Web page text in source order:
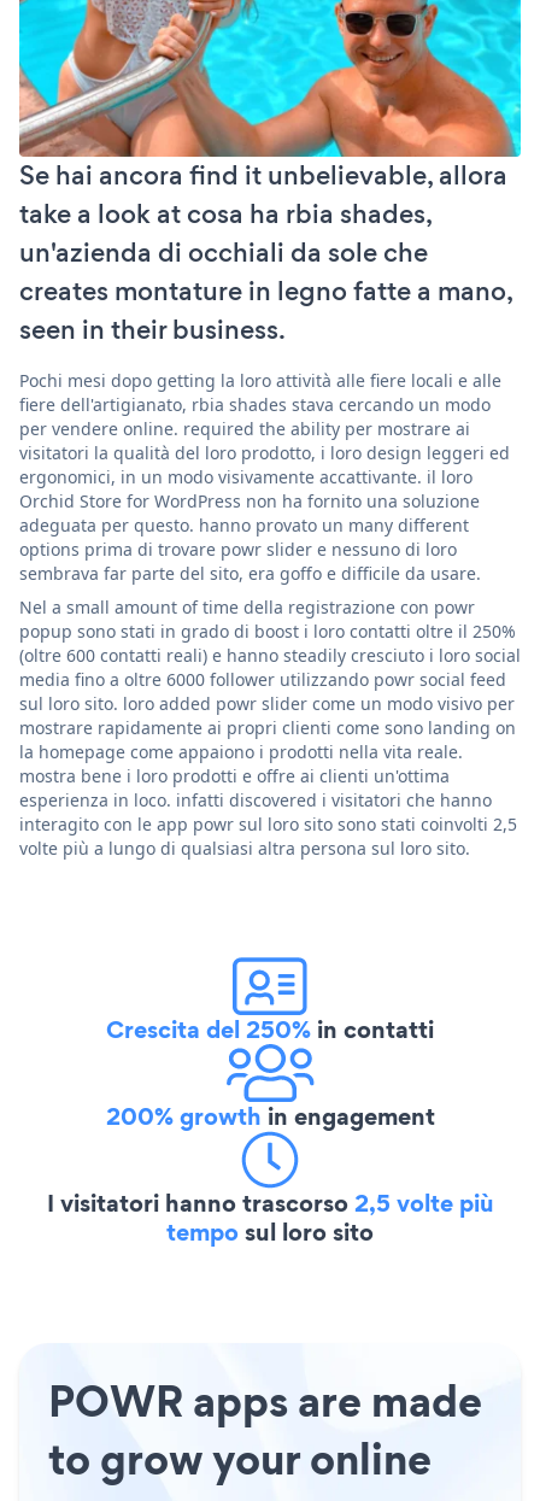
Se hai ancora find it unbelievable, allora
take a look at cosa ha rbia shades,
un'azienda di occhiali da sole che
creates montature in legno fatte a mano,
seen in their business.
Pochi mesi dopo getting la loro attività alle fiere locali e alle
fiere dell'artigianato, rbia shades stava cercando un modo
per vendere online. required the ability per mostrare ai
visitatori la qualità del loro prodotto, i loro design leggeri ed
ergonomici, in un modo visivamente accattivante. il loro
Orchid Store for WordPress non ha fornito una soluzione
adeguata per questo. hanno provato un many different
options prima di trovare powr slider e nessuno di loro
sembrava far parte del sito, era goffo e difficile da usare.
Nel a small amount of time della registrazione con powr
popup sono stati in grado di boost i loro contatti oltre il 250%
(oltre 600 contatti reali) e hanno steadily cresciuto i loro social
media fino a oltre 6000 follower utilizzando powr social feed
sul loro sito. loro added powr slider come un modo visivo per
mostrare rapidamente ai propri clienti come sono landing on
la homepage come appaiono i prodotti nella vita reale.
mostra bene i loro prodotti e offre ai clienti un'ottima
esperienza in loco. infatti discovered i visitatori che hanno
interagito con le app powr sul loro sito sono stati coinvolti 2,5
volte più a lungo di qualsiasi altra persona sul loro sito.
Crescita del 250% in contatti
200% growth in engagement
I visitatori hanno trascorso2,5 volte più
temposul loro sito
POWR apps are made
to grow your online